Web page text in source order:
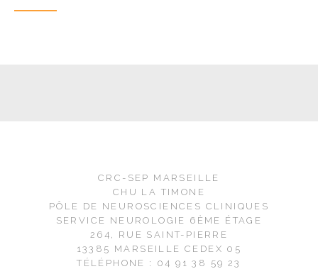
CRC-SEP MARSEILLE
CHU LA TIMONE
PÔLE DE NEUROSCIENCES CLINIQUES
SERVICE NEUROLOGIE 6ÈME ÉTAGE
264, RUE SAINT-PIERRE
13385 MARSEILLE CEDEX 05
TÉLÉPHONE : 04 91 38 59 23